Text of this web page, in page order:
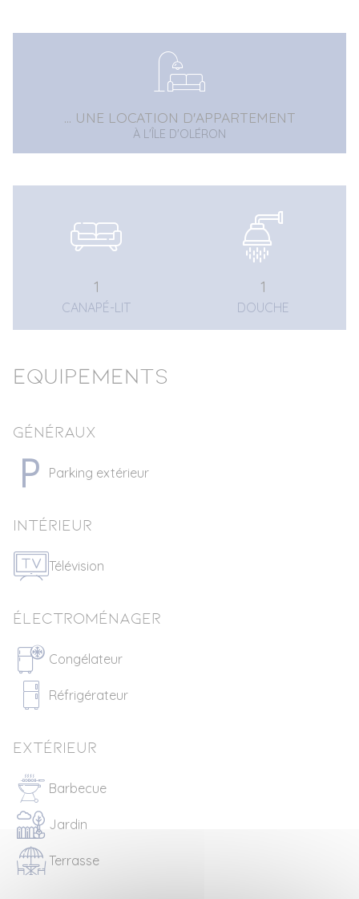
... UNE LOCATION D'APPARTEMENT
À L'ÎLE D'OLÉRON
1
CANAPÉ-LIT
1
DOUCHE
Equipements
Généraux
Parking extérieur
Intérieur
Télévision
Électroménager
Congélateur
Réfrigérateur
Extérieur
Barbecue
Jardin
Terrasse